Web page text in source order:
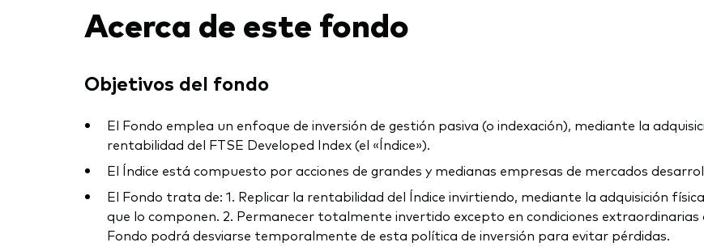
Acerca de este fondo
Objetivos del fondo
El Fondo emplea un enfoque de inversión de gestión pasiva (o indexación), mediante la
rentabilidad del FTSE Developed Index (el «Índice»).
El Índice está compuesto por acciones de grandes y medianas empresas de mercados
El Fondo trata de: 1. Replicar la rentabilidad del Índice invirtiendo, mediante la adquisición
que lo componen. 2. Permanecer totalmente invertido excepto en condiciones extraordinarias
Fondo podrá desviarse temporalmente de esta política de inversión para evitar pérdidas.